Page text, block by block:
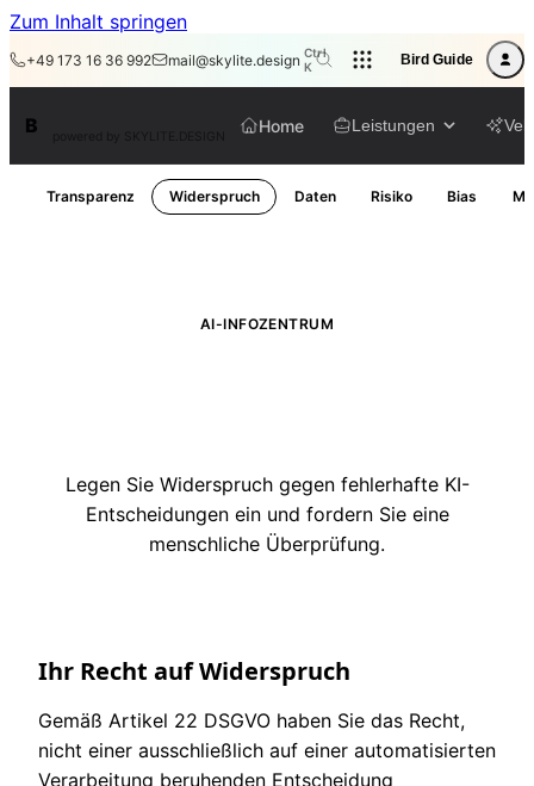
Zum Inhalt springen
+49 173 16 36 992 mail@skylite.design Ctrl
K
Bird Guide
B powered by SKYLITE.DESIGN
Home Leistungen
Transparenz Widerspruch Daten Risiko Bias
AI-INFOZENTRUM
Legen Sie Widerspruch gegen fehlerhafte KI-
Entscheidungen ein und fordern Sie eine
menschliche Überprüfung.
Ihr Recht auf Widerspruch
Gemäß Artikel 22 DSGVO haben Sie das Recht,
nicht einer ausschließlich auf einer automatisierten
Verarbeitung beruhenden Entscheidung